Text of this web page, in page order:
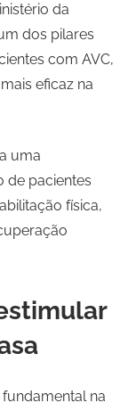
da
dos pilares
com AVC,
eficaz na
uma
de pacientes
física,
na